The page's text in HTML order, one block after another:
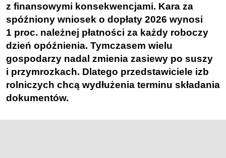
z finansowymi konsekwencjami. Kara za
spóźniony wniosek o dopłaty 2026 wynosi
1 proc. należnej płatności za każdy roboczy
dzień opóźnienia. Tymczasem wielu
gospodarzy nadal zmienia zasiewy po suszy
i przymrozkach. Dlatego przedstawiciele izb
rolniczych chcą wydłużenia terminu składania
dokumentów.